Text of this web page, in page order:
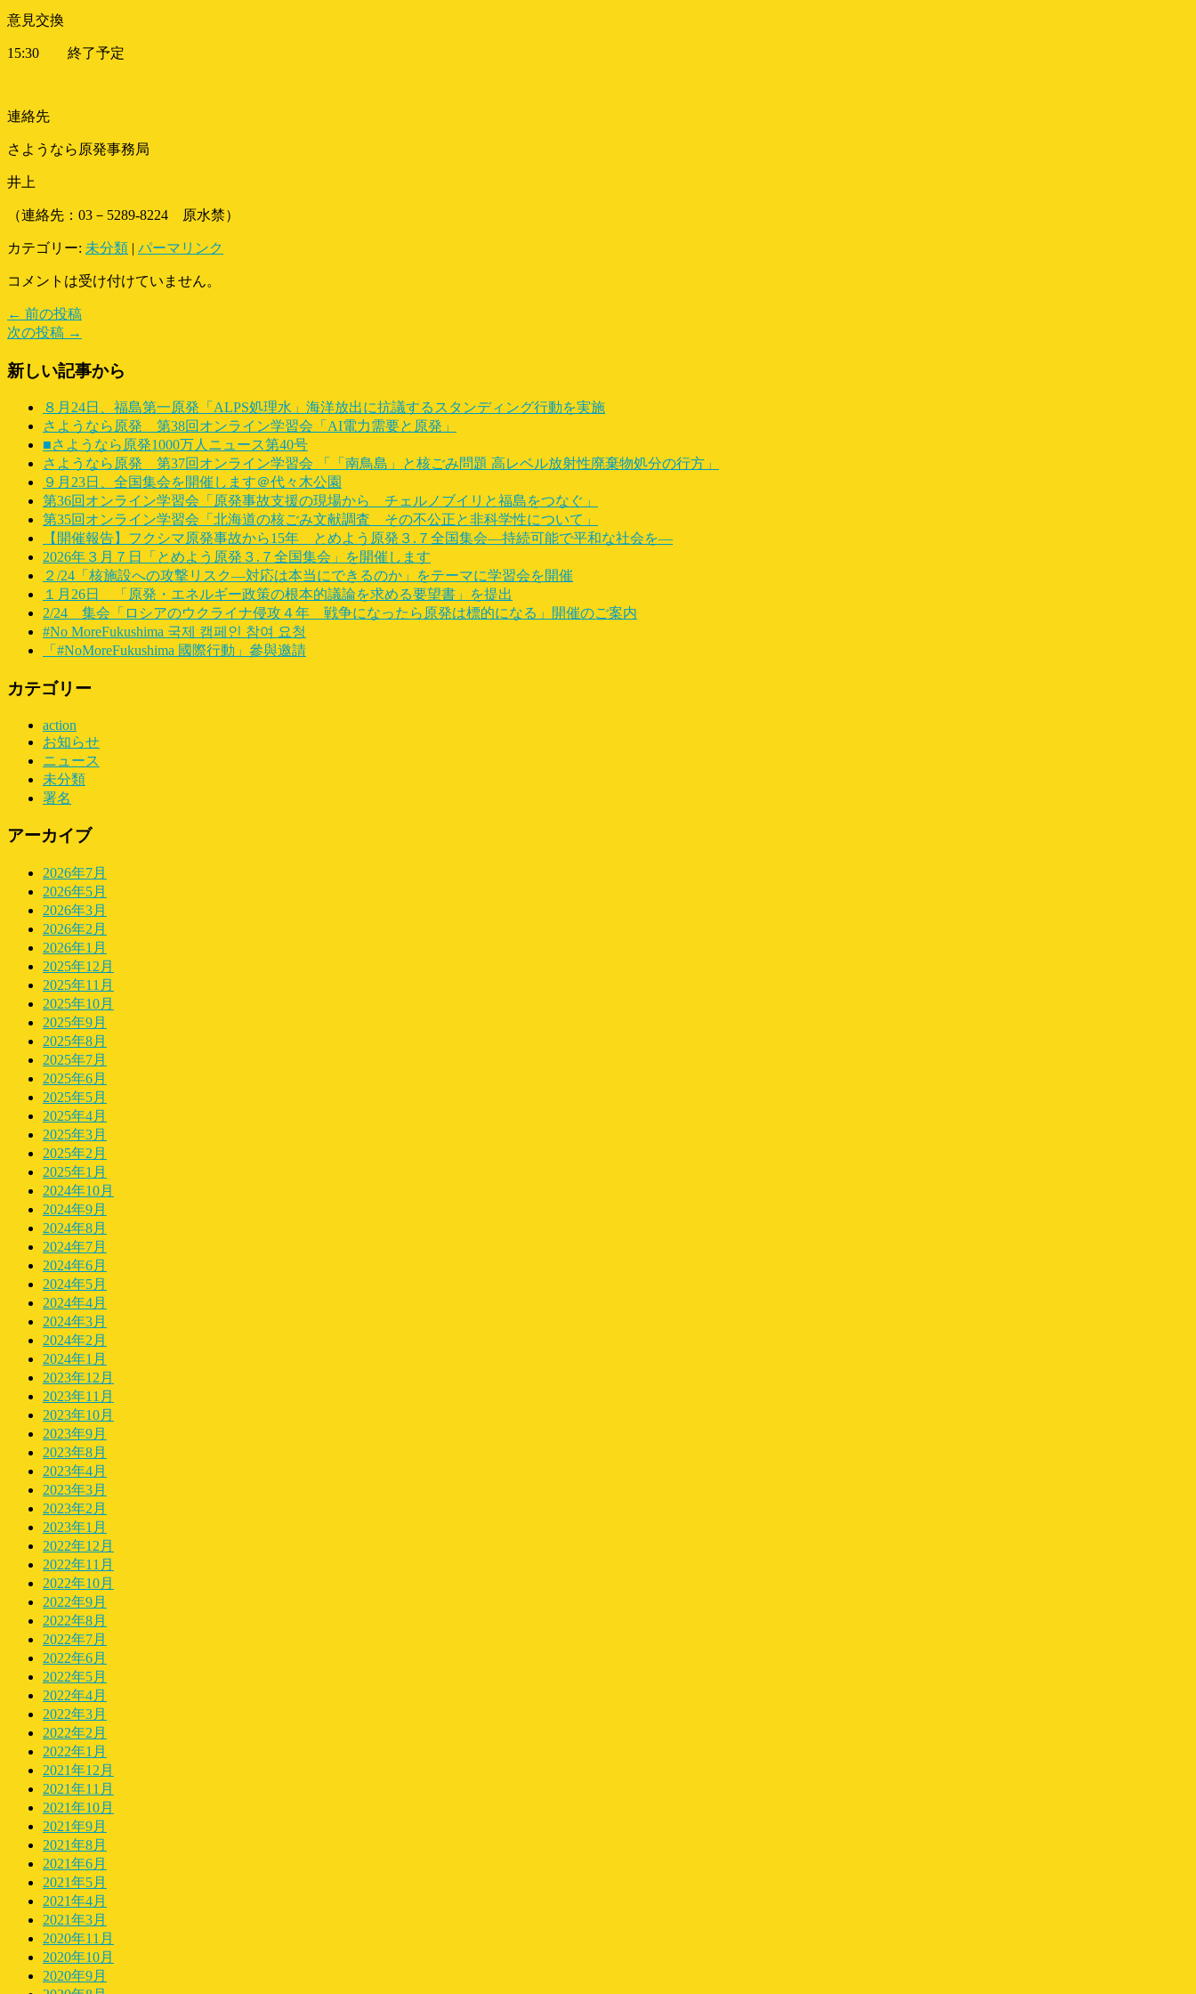
意見交換
15:30 終了予定
連絡先
さようなら原発事務局
井上
（連絡先：03－5289-8224 原水禁）
カテゴリー: 未分類 | パーマリンク
コメントは受け付けていません。
← 前の投稿
次の投稿 →
新しい記事から
８月24日、福島第一原発「ALPS処理水」海洋放出に抗議するスタンディング行動を実施
さようなら原発 第38回オンライン学習会「AI電力需要と原発」
■さようなら原発1000万人ニュース第40号
さようなら原発 第37回オンライン学習会 「「南鳥島」と核ごみ問題 高レベル放射性廃棄物処分の行方」
９月23日、全国集会を開催します＠代々木公園
第36回オンライン学習会「原発事故支援の現場から チェルノブイリと福島をつなぐ」
第35回オンライン学習会「北海道の核ごみ文献調査 その不公正と非科学性について」
【開催報告】フクシマ原発事故から15年 とめよう原発３.７全国集会―持続可能で平和な社会を―
2026年３月７日「とめよう原発３.７全国集会」を開催します
２/24「核施設への攻撃リスク―対応は本当にできるのか」をテーマに学習会を開催
１月26日 「原発・エネルギー政策の根本的議論を求める要望書」を提出
2/24 集会「ロシアのウクライナ侵攻４年 戦争になったら原発は標的になる」開催のご案内
#No MoreFukushima 국제 캠페인 참여 요청
「#NoMoreFukushima 國際行動」參與邀請
カテゴリー
action
お知らせ
ニュース
未分類
署名
アーカイブ
2026年7月
2026年5月
2026年3月
2026年2月
2026年1月
2025年12月
2025年11月
2025年10月
2025年9月
2025年8月
2025年7月
2025年6月
2025年5月
2025年4月
2025年3月
2025年2月
2025年1月
2024年10月
2024年9月
2024年8月
2024年7月
2024年6月
2024年5月
2024年4月
2024年3月
2024年2月
2024年1月
2023年12月
2023年11月
2023年10月
2023年9月
2023年8月
2023年4月
2023年3月
2023年2月
2023年1月
2022年12月
2022年11月
2022年10月
2022年9月
2022年8月
2022年7月
2022年6月
2022年5月
2022年4月
2022年3月
2022年2月
2022年1月
2021年12月
2021年11月
2021年10月
2021年9月
2021年8月
2021年6月
2021年5月
2021年4月
2021年3月
2020年11月
2020年10月
2020年9月